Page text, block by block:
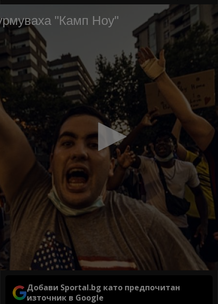
Добави Sportal.bg като предпочитан
източник в Google